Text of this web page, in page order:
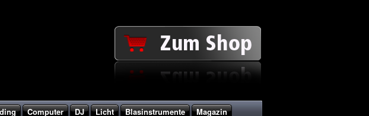
Computer DJ Licht Blasinstrumente Magazin